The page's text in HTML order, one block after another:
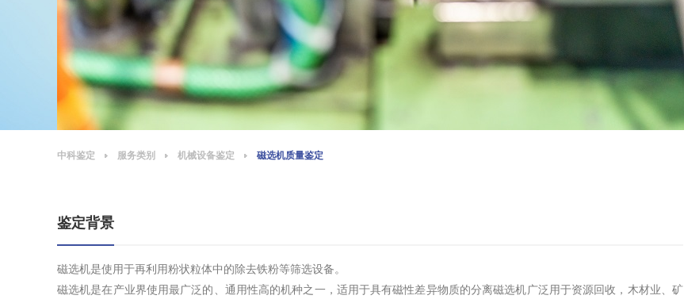
中科鉴定 服务类别 机械设备鉴定 磁选机质量鉴定
鉴定背景
磁选机是使用于再利用粉状粒体中的除去铁粉等筛选设备。
磁选机是在产业界使用最广泛的、通用性高的机种之一，适用于具有磁性差异物质的分离磁选机广泛用于资源回收，木材业、矿